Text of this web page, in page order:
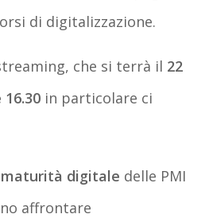
di digitalizzazione.
che si terrà il 22
in particolare ci
maturità digitale delle PMI
affrontare